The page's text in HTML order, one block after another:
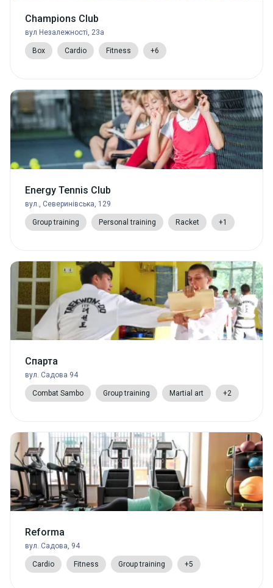
Champions Club
вул Незалежності, 23а
Box Cardio Fitness +6
Energy Tennis Club
вул., Северинівська, 129
Group training Personal training Racket +1
Спарта
вул. Садова 94
Combat Sambo Group training Martial art +2
Reforma
вул. Садова, 94
Cardio Fitness Group training +5